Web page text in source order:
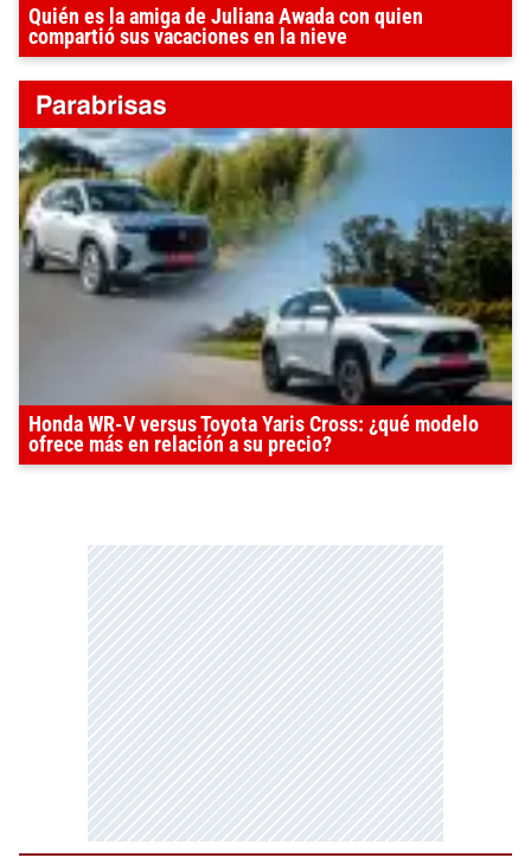
Quién es la amiga de Juliana Awada con quien
compartió sus vacaciones en la nieve
Honda WR-V versus Toyota Yaris Cross: ¿qué modelo
ofrece más en relación a su precio?